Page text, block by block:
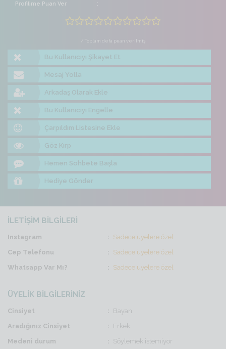
Profilime Puan Ver
/ Toplam defa puan verilmiş
Bu Kullanıcıyı Şikayet Et
Mesaj Yolla
Arkadaş Olarak Ekle
Bu Kullanıcıyı Engelle
Çarpıldım Listesine Ekle
Göz Kırp
Hemen Sohbete Başla
Hediye Gönder
İLETİŞİM BİLGİLERİ
Instagram
Sadece üyelere özel
Cep Telefonu
Sadece üyelere özel
Whatsapp Var Mı?
Sadece üyelere özel
ÜYELİK BİLGİLERİNİZ
Cinsiyet
Bayan
Aradığınız Cinsiyet
Erkek
Medeni durum
Söylemek istemiyor